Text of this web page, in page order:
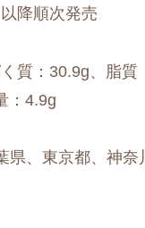
降順次発売
質：30.9g、脂
：4.9g
県、東京都、神